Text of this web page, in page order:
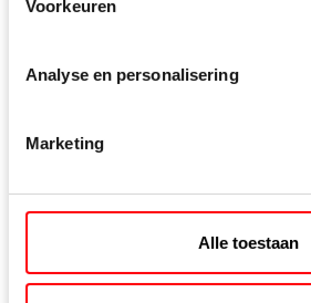
Voorkeuren
Analyse en personalisering
Marketing
Alle toestaan
Bevestigingsgroef
mogelijk)
Hefhoogte beslag
18+9 mm, (9 mm voor TurnPlus-